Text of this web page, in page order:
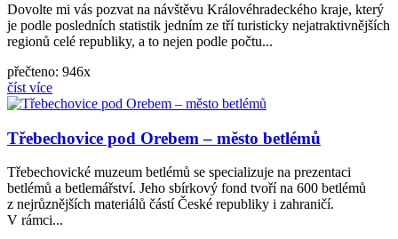
Dovolte mi vás pozvat na návštěvu Královéhradeckého kraje, který
je podle posledních statistik jedním ze tří turisticky nejatraktivnějších
regionů celé republiky, a to nejen podle počtu...
přečteno: 946x
číst více
Třebechovice pod Orebem – město betlémů
Třebechovické muzeum betlémů se specializuje na prezentaci
betlémů a betlemářství. Jeho sbírkový fond tvoří na 600 betlémů
z nejrůznějších materiálů částí České republiky i zahraničí.
V rámci...